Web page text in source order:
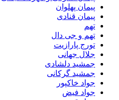
پیمان پهلوان
پیمان قنادی
تهم
تهم و جی دال
تورج پارازیت
جلال جهانی
جمشید دلشادی
جمشید گرکانی
جواد خاکپور
جواد فیض